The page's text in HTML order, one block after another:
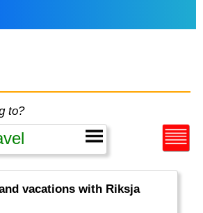
to?
vacations with Riksja